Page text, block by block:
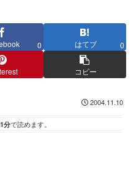
0 はてブ 0
コピー
2004.11.10
分で読めます。